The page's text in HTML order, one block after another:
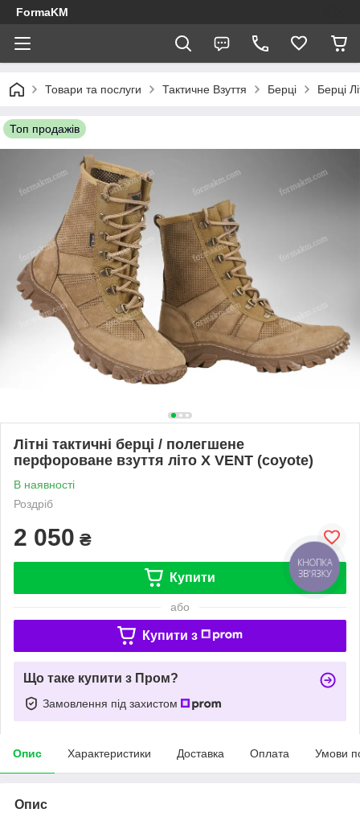
FormaKM
Товари та послуги Тактичне Взуття Берці Берці
Топ продажів
Літні тактичні берці / полегшене
перфороване взуття літо X VENT (coyote)
В наявності
Роздріб
2 050 ₴
Купити
або
Купити з
Що таке купити з Пром?
Замовлення під захистом
Опис Характеристики Доставка Оплата Умови
Опис
КНОПКА
ЗВ'ЯЗКУ